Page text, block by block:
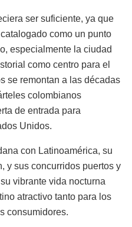
ser suficiente, ya que
como un punto
especialmente la ciudad
como centro para el
se remontan a las décadas
colombianos
de entrada para
Unidos.
con Latinoamérica, su
y sus concurridos puertos y
vibrante vida nocturna
atractivo tanto para los
consumidores.